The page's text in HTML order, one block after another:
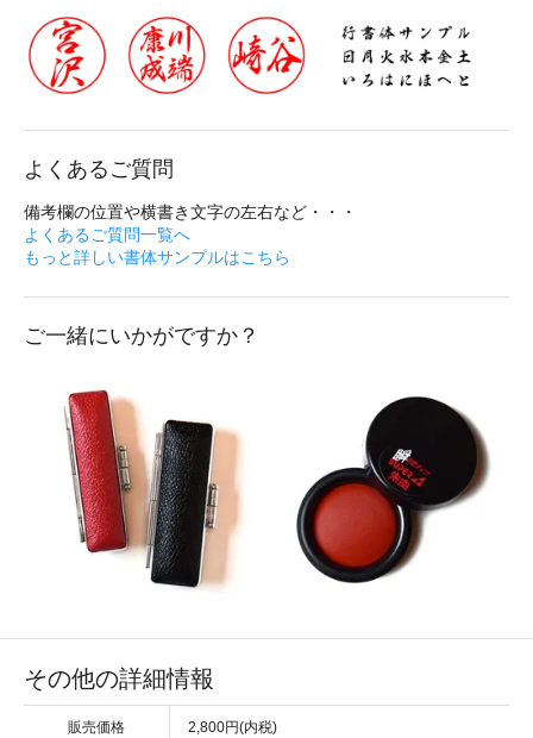
よくあるご質問
備考欄の位置や横書き文字の左右など・・・
よくあるご質問一覧へ
もっと詳しい書体サンプルはこちら
ご一緒にいかがですか？
その他の詳細情報
販売価格 2,800円(内税)